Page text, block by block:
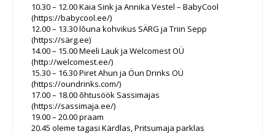
10.30 – 12.00 Kaia Sink ja Annika Vestel – BabyCool
(https://babycool.ee/)
12.00 – 13.30 lõuna kohvikus SÄRG ja Triin Sepp
(https://särg.ee)
14.00 – 15.00 Meeli Lauk ja Welcomest OÜ
(http://welcomest.ee/)
15.30 – 16.30 Piret Ahun ja Öun Drinks OÜ
(https://oundrinks.com/)
17.00 – 18.00 õhtusöök Sassimajas
(https://sassimaja.ee/)
19.00 – 20.00 praam
20.45 oleme tagasi Kärdlas, Pritsumaja parklas